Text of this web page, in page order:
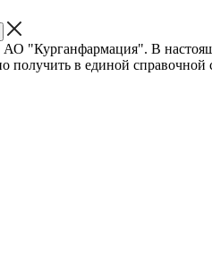
"Курганфармация". В
в единой справочной